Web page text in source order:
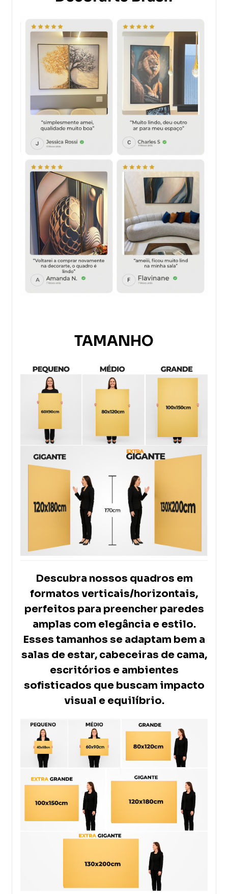
TAMANHO
Descubra nossos quadros em
formatos verticais/horizontais,
perfeitos para preencher paredes
amplas com elegância e estilo.
Esses tamanhos se adaptam bem a
salas de estar, cabeceiras de cama,
escritórios e ambientes
sofisticados que buscam impacto
visual e equilíbrio.